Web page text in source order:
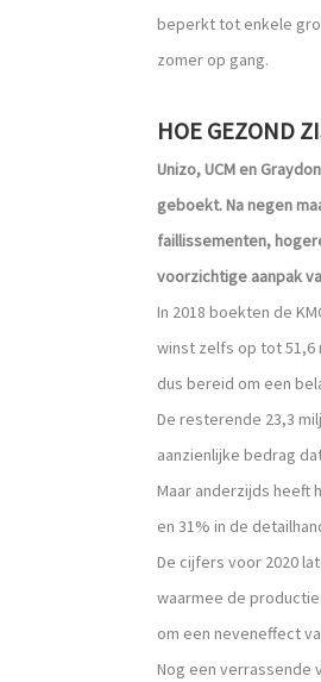
beperkt tot enkele
zomer op gang.
HOE GEZOND
Unizo, UCM en
geboekt. Na negen
faillissementen,
voorzichtige aanpak
In 2018 boekten de
winst zelfs op tot 51,6
dus bereid om een
De resterende 23,3
aanzienlijke bedrag
Maar anderzijds heeft
en 31% in de
De cijfers voor 2020
waarmee de
om een neveneffect
Nog een verrassende